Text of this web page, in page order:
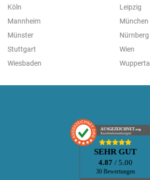
Köln
Leipzig
Mannheim
München
Münster
Nürnberg
Stuttgart
Wien
Wiesbaden
Wuppertal
AUSGEZEICHNET.org
Kundenbewertungen
SEHR GUT
4.87 / 5.00
30 Bewertungen